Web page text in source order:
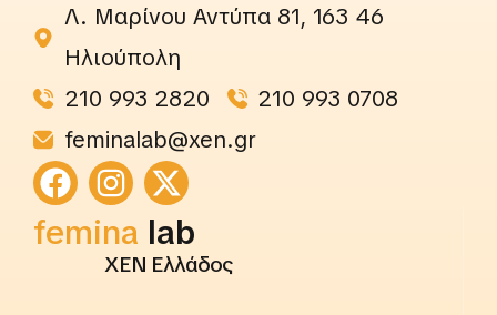
Λ. Μαρίνου Αντύπα 81, 163 46
Ηλιούπολη
210 993 2820
210 993 0708
feminalab@xen.gr
femina lab
ΧΕΝ Ελλάδος